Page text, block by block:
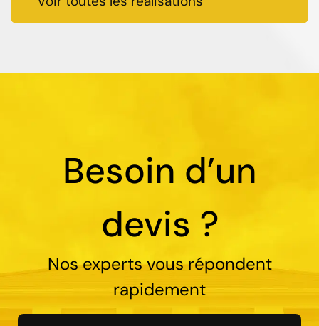
Besoin d’un
devis ?
Nos experts vous répondent
rapidement